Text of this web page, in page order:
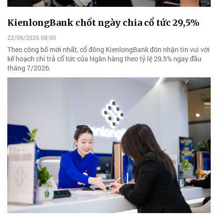
KienlongBank chốt ngày chia cổ tức 29,5%
22/06/2026 08:00
Theo công bố mới nhất, cổ đông KienlongBank đón nhận tin vui với
kế hoạch chi trả cổ tức của Ngân hàng theo tỷ lệ 29,5% ngay đầu
tháng 7/2026.